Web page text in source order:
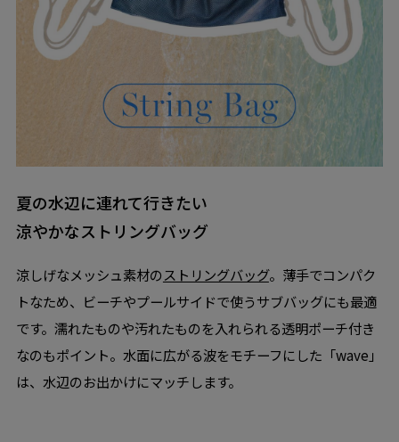
夏の水辺に連れて行きたい
涼やかなストリングバッグ
涼しげなメッシュ素材のストリングバッグ。薄手でコンパク
トなため、ビーチやプールサイドで使うサブバッグにも最適
です。濡れたものや汚れたものを入れられる透明ポーチ付き
なのもポイント。水面に広がる波をモチーフにした「wave」
は、水辺のお出かけにマッチします。